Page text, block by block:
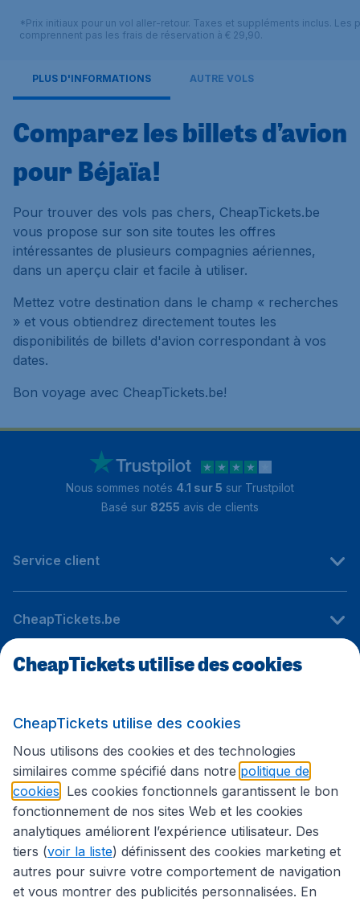
*Prix initiaux pour un vol aller-retour. Taxes et suppléments inclus. Les
comprennent pas les frais de réservation à € 29,90.
PLUS D'INFORMATIONS AUTRE VOLS
Comparez les billets d’avion
pour Béjaïa!
Pour trouver des vols pas chers, CheapTickets.be
vous propose sur son site toutes les offres
intéressantes de plusieurs compagnies aériennes,
dans un aperçu clair et facile à utiliser.
Mettez votre destination dans le champ « recherches
» et vous obtiendrez directement toutes les
disponibilités de billets d'avion correspondant à vos
dates.
Bon voyage avec CheapTickets.be!
Nous sommes notés 4.1 sur 5 sur Trustpilot
Basé sur 8255 avis de clients
Service client
CheapTickets.be
Sites internationaux
Suivez CheapTickets.be
CheapTickets utilise des cookies
CheapTickets utilise des cookies
Nous utilisons des cookies et des technologies
similaires comme spécifié dans notre politique de
cookies . Les cookies fonctionnels garantissent le bon
fonctionnement de nos sites Web et les cookies
analytiques améliorent l’expérience utilisateur. Des
tiers (voir la liste) définissent des cookies marketing et
autres pour suivre votre comportement de navigation
et vous montrer des publicités personnalisées. En